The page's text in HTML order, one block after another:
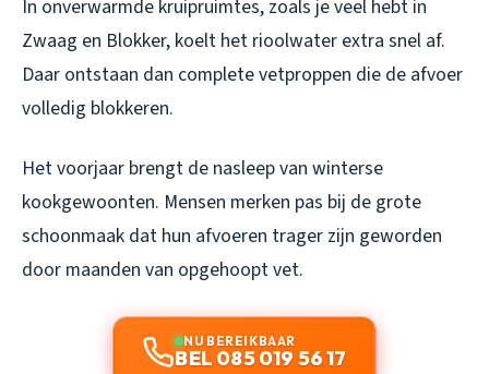
In onverwarmde kruipruimtes, zoals je veel hebt in
Zwaag en Blokker, koelt het rioolwater extra snel af.
Daar ontstaan dan complete vetproppen die de afvoer
volledig blokkeren.
Het voorjaar brengt de nasleep van winterse
kookgewoonten. Mensen merken pas bij de grote
schoonmaak dat hun afvoeren trager zijn geworden
door maanden van opgehoopt vet.
NU BEREIKBAAR
BEL 085 019 56 17